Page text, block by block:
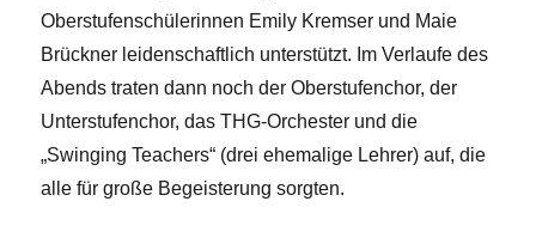
Oberstufenschülerinnen Emily Kremser und Maie
Brückner leidenschaftlich unterstützt. Im Verlaufe des
Abends traten dann noch der Oberstufenchor, der
Unterstufenchor, das THG-Orchester und die
„Swinging Teachers“ (drei ehemalige Lehrer) auf, die
alle für große Begeisterung sorgten.